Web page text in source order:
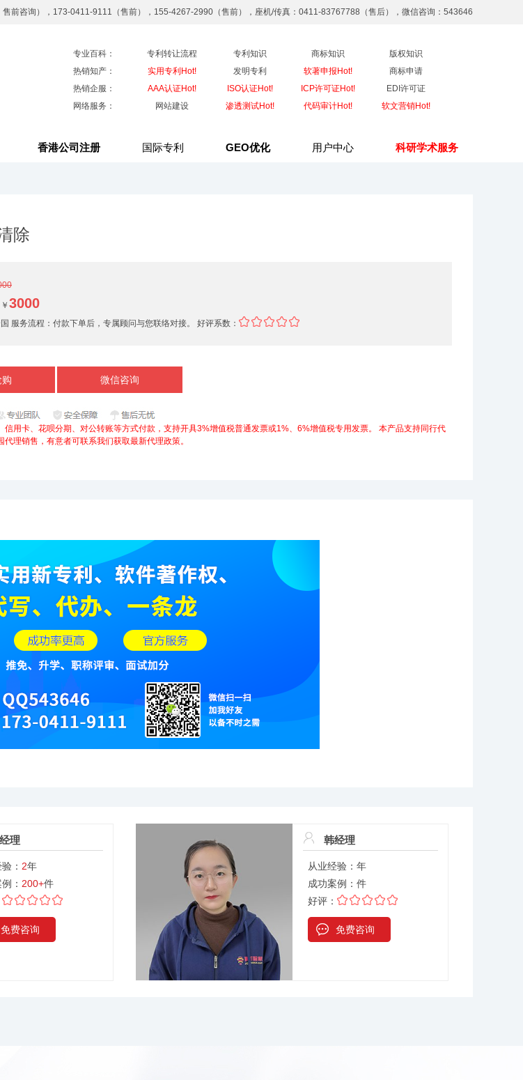
前咨询），173-0411-9111（售前），155-4267-2990（售前），座机/传真：0411-83767788（售后），微信咨询：543646
专业百科： 专利转让流程 专利知识 商标知识
版权知识
热销知产：
实用专利Hot! 发明专利 软著申报Hot!
商标申请
热销企服：
AAA认证Hot! ISO认证Hot! ICP许可证Hot!
EDI许可证
网络服务：
网站建设 渗透测试Hot! 代码审计Hot! 软文营销Hot!
香港公司注册 国际专利 GEO优化 用户中心 科研学术服务
除
￥ 3000
服务流程： 付款下单后，专属顾问与您联络对接。 好评系数：
微信咨询
信用卡、花呗分期、对公转账等方式付款，支持开具3%增值税普通发票或1%、6%增值税专用发票。
本产品支持同行代
代理销售，有意者可联系我们获取最新代理政策。
理
： 2年
： 200+件
免费咨询
韩经理
从业经验： 年
成功案例： 件
好评：
免费咨询